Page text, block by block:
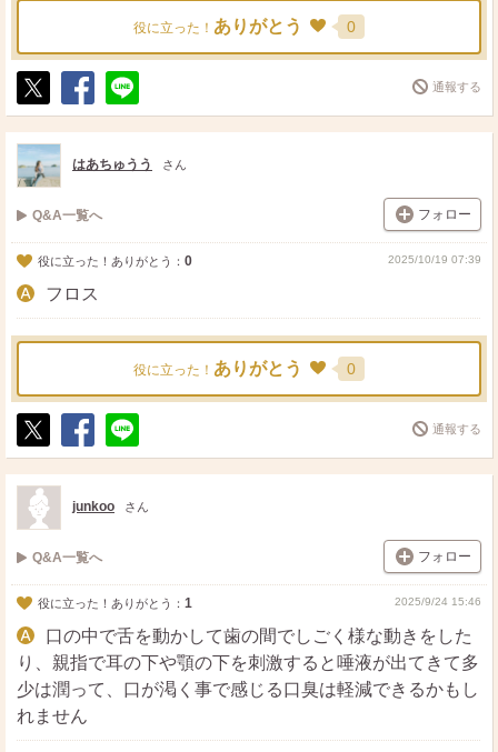
役に立った！ ありがとう 0
ポ
ス
ト
シ
ェ
送
る
通報する
はあちゅうう さん
Q&A一覧へ フォロー
役に立った！ありがとう： 0 2025/10/19 07:39
フロス
役に立った！ ありがとう 0
ポ
ス
ト
シ
ェ
送
る
通報する
junkoo さん
Q&A一覧へ フォロー
役に立った！ありがとう： 1 2025/9/24 15:46
口の中で舌を動かして歯の間でしごく様な動きをした
り、親指で耳の下や顎の下を刺激すると唾液が出てきて多
少は潤って、口が渇く事で感じる口臭は軽減できるかもし
れません